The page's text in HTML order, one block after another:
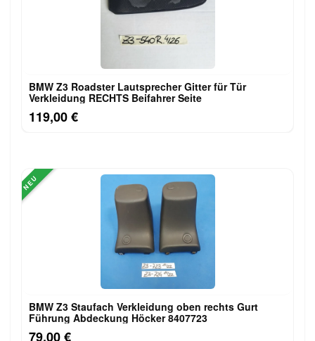
BMW Z3 Roadster Lautsprecher Gitter für Tür
Verkleidung RECHTS Beifahrer Seite
119,00 €
NEU
BMW Z3 Staufach Verkleidung oben rechts Gurt
Führung Abdeckung Höcker 8407723
79,00 €